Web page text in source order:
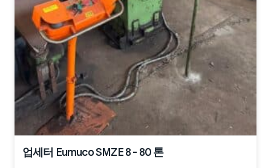
업세터 Eumuco SMZE 8 - 80 톤